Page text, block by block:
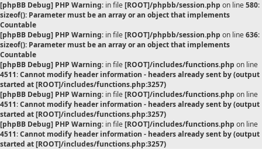
[phpBB Debug] PHP Warning: in file[ROOT]/phpbb/session.php on line580:
sizeof(): Parameter must be an array or an object that implements
Countable
[phpBB Debug] PHP Warning: in file[ROOT]/phpbb/session.php on line636:
sizeof(): Parameter must be an array or an object that implements
Countable
[phpBB Debug] PHP Warning: in file[ROOT]/includes/functions.php on line
4511:Cannot modify header information - headers already sent by (output
started at [ROOT]/includes/functions.php:3257)
[phpBB Debug] PHP Warning: in file[ROOT]/includes/functions.php on line
4511:Cannot modify header information - headers already sent by (output
started at [ROOT]/includes/functions.php:3257)
[phpBB Debug] PHP Warning: in file[ROOT]/includes/functions.php on line
4511:Cannot modify header information - headers already sent by (output
started at [ROOT]/includes/functions.php:3257)